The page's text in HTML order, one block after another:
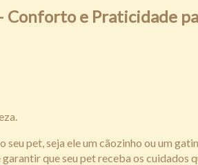
Conforto e Praticidade
seu pet, seja ele um cãozinho ou um
que seu pet receba os cuidados